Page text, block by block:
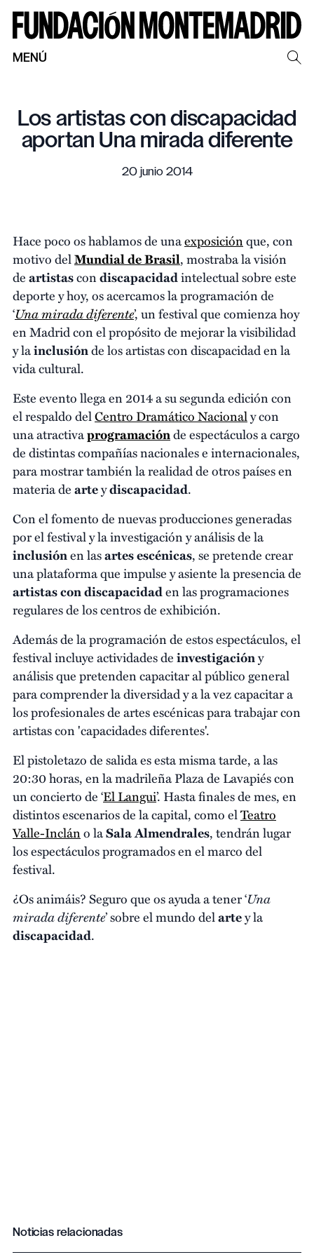
MENÚ
Los artistas con discapacidad
aportan Una mirada diferente
20 junio 2014
Hace poco os hablamos de unaexposiciónque, con
motivo delMundial de Brasil, mostraba la visión
deartistascondiscapacidadintelectual sobre este
deporte y hoy, os acercamos la programación de
‘Una mirada diferente’, un festival que comienza hoy
en Madrid con el propósito de mejorar la visibilidad
y lainclusiónde los artistas con discapacidad en la
vida cultural.
Este evento llega en 2014 a su segunda edición con
el respaldo delCentro Dramático Nacionaly con
una atractivaprogramaciónde espectáculos a cargo
de distintas compañías nacionales e internacionales,
para mostrar también la realidad de otros países en
materia dearteydiscapacidad.
Con el fomento de nuevas producciones generadas
por el festival y la investigación y análisis de la
inclusiónen lasartes escénicas, se pretende crear
una plataforma que impulse y asiente la presencia de
artistas con discapacidaden las programaciones
regulares de los centros de exhibición.
Además de la programación de estos espectáculos, el
festival incluye actividades deinvestigacióny
análisis que pretenden capacitar al público general
para comprender la diversidad y a la vez capacitar a
los profesionales de artes escénicas para trabajar con
artistas con 'capacidades diferentes'.
El pistoletazo de salida es esta misma tarde, a las
20:30 horas, en la madrileña Plaza de Lavapiés con
un concierto de ‘El Langui’. Hasta finales de mes, en
distintos escenarios de la capital, como elTeatro
Valle-Incláno laSala Almendrales, tendrán lugar
los espectáculos programados en el marco del
festival.
¿Os animáis? Seguro que os ayuda a tener ‘Una
mirada diferente’ sobre el mundo delartey la
discapacidad.
Noticias relacionadas